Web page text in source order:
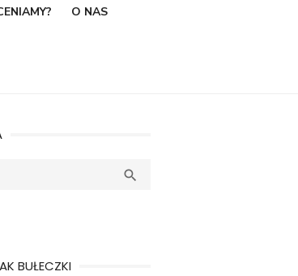
O NAS

BUŁECZKI